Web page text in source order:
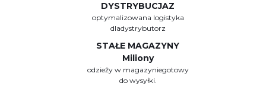
DYSTRYBUCJAZ
optymalizowana logistyka
dladystrybutorz
STAŁE MAGAZYNY
Miliony
odzieży w magazyniegotowy
do wysyłki.